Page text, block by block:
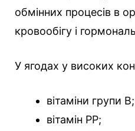
обмінних процесів в
кровообігу і
У ягодах у високих
вітаміни групи В;
вітамін РР;